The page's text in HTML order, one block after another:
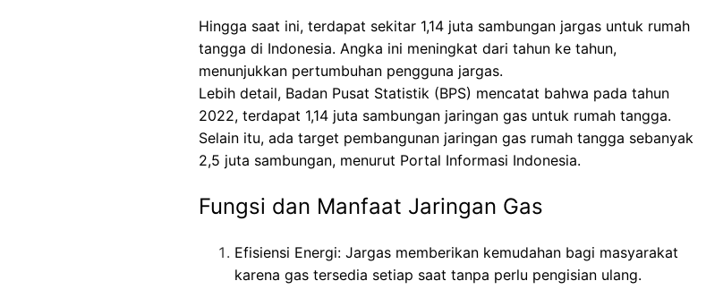
Hingga saat ini, terdapat sekitar 1,14 juta sambungan jargas untuk rumah
tangga di Indonesia. Angka ini meningkat dari tahun ke tahun,
menunjukkan pertumbuhan pengguna jargas.
Lebih detail, Badan Pusat Statistik (BPS) mencatat bahwa pada tahun
2022, terdapat 1,14 juta sambungan jaringan gas untuk rumah tangga.
Selain itu, ada target pembangunan jaringan gas rumah tangga sebanyak
2,5 juta sambungan, menurut Portal Informasi Indonesia.
Fungsi dan Manfaat Jaringan Gas
Efisiensi Energi: Jargas memberikan kemudahan bagi masyarakat
karena gas tersedia setiap saat tanpa perlu pengisian ulang.